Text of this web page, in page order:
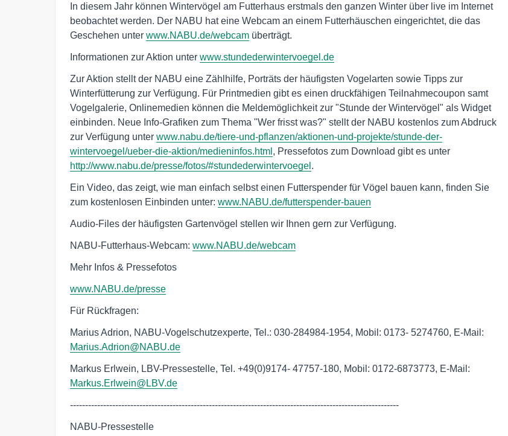
In diesem Jahr können Wintervögel am Futterhaus erstmals den ganzen Winter über live im Internet
beobachtet werden. Der NABU hat eine Webcam an einem Futterhäuschen eingerichtet, die das
Geschehen unter www.NABU.de/webcam überträgt.
Informationen zur Aktion unter www.stundederwintervoegel.de
Zur Aktion stellt der NABU eine Zählhilfe, Porträts der häufigsten Vogelarten sowie Tipps zur
Winterfütterung zur Verfügung. Für Printmedien gibt es einen druckfähigen Teilnahmecoupon samt
Vogelgalerie, Onlinemedien können die Meldemöglichkeit zur "Stunde der Wintervögel" als Widget
einbinden. Neue Info-Grafiken zum Thema "Wer frisst was?" stellt der NABU kostenlos zum Abdruck
zur Verfügung unter www.nabu.de/tiere-und-pflanzen/aktionen-und-projekte/stunde-der-
wintervoegel/ueber-die-aktion/medieninfos.html , Pressefotos zum Download gibt es unter
http://www.nabu.de/presse/fotos/#stundederwintervoegel .
Ein Video, das zeigt, wie man einfach selbst einen Futterspender für Vögel bauen kann, finden Sie
zum kostenlosen Einbinden unter: www.NABU.de/futterspender-bauen
Audio-Files der häufigsten Gartenvögel stellen wir Ihnen gern zur Verfügung.
NABU-Futterhaus-Webcam: www.NABU.de/webcam
Mehr Infos & Pressefotos
www.NABU.de/presse
Für Rückfragen:
Marius Adrion, NABU-Vogelschutzexperte, Tel.: 030-284984-1954, Mobil: 0173- 5274760, E-Mail:
Marius.Adrion@NABU.de
Markus Erlwein, LBV-Pressestelle, Tel. +49(0)9174- 47757-180, Mobil: 0172-6873773, E-Mail:
Markus.Erlwein@LBV.de
-------------------------------------------------------------------------------------------------------------
NABU-Pressestelle